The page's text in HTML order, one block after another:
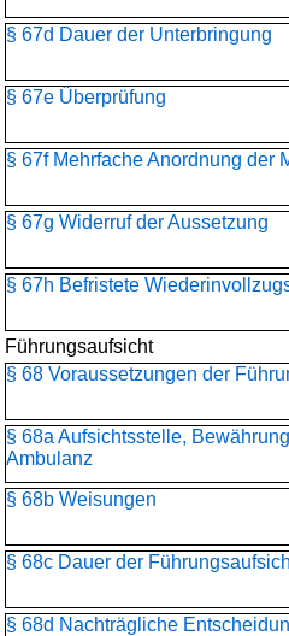
§ 67d Dauer der Unterbringung
§ 67e Überprüfung
§ 67f Mehrfache Anordnung der
§ 67g Widerruf der Aussetzung
§ 67h Befristete
Führungsaufsicht
§ 68 Voraussetzungen der
§ 68a Aufsichtsstelle,
Ambulanz
§ 68b Weisungen
§ 68c Dauer der
§ 68d Nachträgliche